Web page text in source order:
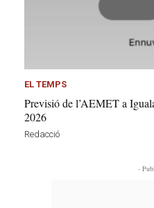
EL TEMPS
Previsió de l’AEMET a
2026
Redacció
-